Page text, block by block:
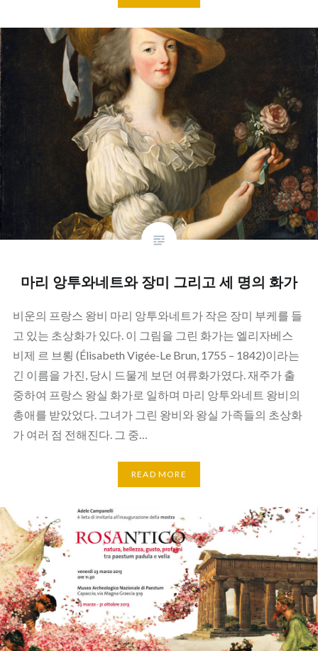
마리 앙투와네트와 장미 그리고 세 명의 화가
비운의 프랑스 왕비 마리 앙투와네트가 작은 장미 부케를 들
고 있는 초상화가 있다. 이 그림을 그린 화가는 엘리자베스
비제 르 브룅 (Élisabeth Vigée-Le Brun, 1755 – 1842)이라는
긴 이름을 가진, 당시 드물게 보던 여류화가였다. 재주가 출
중하여 프랑스 왕실 화가로 일하며 마리 앙투와네트 왕비의
총애를 받았었다. 그녀가 그린 왕비와 왕실 가족들의 초상화
가 여러 점 전해진다. 그 중…
READ MORE